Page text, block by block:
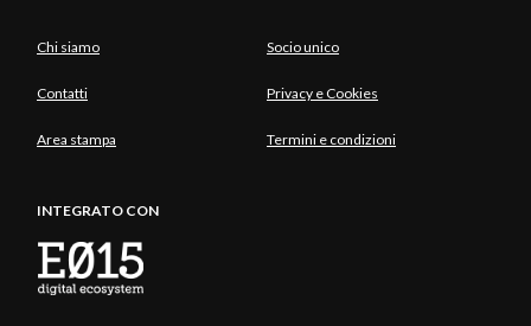
Chi siamo Socio unico
Contatti Privacy e Cookies
Area stampa Termini e condizioni
INTEGRATO CON